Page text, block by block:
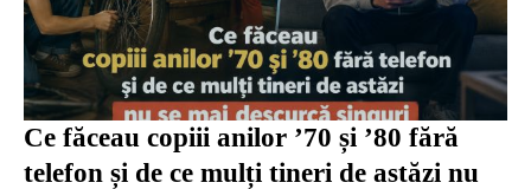
Ce făceau copiii anilor ’70 și ’80 fără
telefon și de ce mulți tineri de astăzi nu